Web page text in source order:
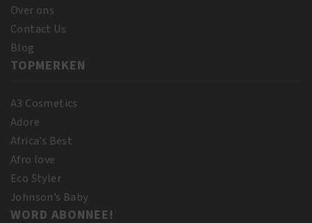
Over ons
Contact Us
Blog
TOPMERKEN
A3 Cosmetics
Adore
Africa’s Best
Afro love
Eco Styler
Johnson’s Baby
WORD ABONNEE!